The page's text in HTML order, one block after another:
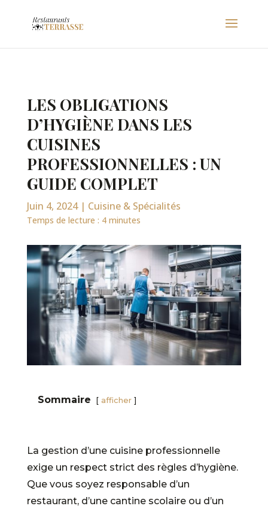
LES OBLIGATIONS
D’HYGIÈNE DANS LES
CUISINES
PROFESSIONNELLES : UN
GUIDE COMPLET
Juin 4, 2024| Cuisine & Spécialités
Temps de lecture : 4 minutes
Sommaire afficher
La gestion d’une cuisine professionnelle
exige un respect strict des règles d’hygiène.
Que vous soyez responsable d’un
restaurant, d’une cantine scolaire ou d’un